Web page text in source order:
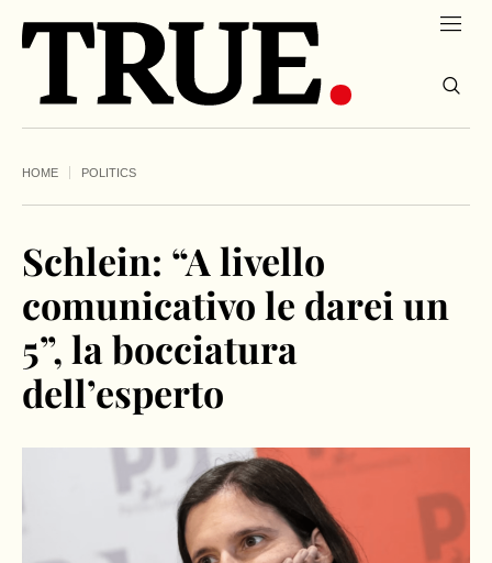
HOME POLITICS
Schlein: “A livello
comunicativo le darei un
5”, la bocciatura
dell’esperto